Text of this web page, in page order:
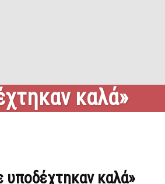
καλά»
υποδέχτηκαν καλά»